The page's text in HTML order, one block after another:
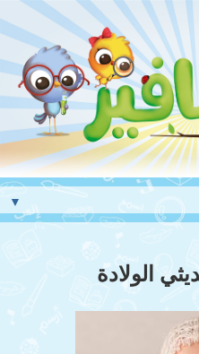
▼
الولادة